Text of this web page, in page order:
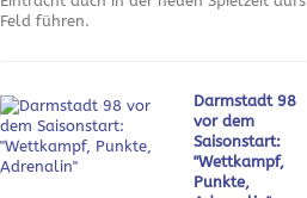
Feld führen.
Darmstadt 98
vor dem
Saisonstart:
"Wettkampf,
Punkte,